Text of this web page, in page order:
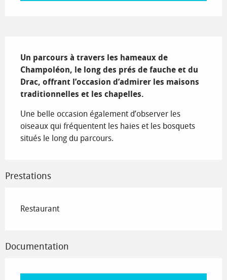
Un parcours à travers les hameaux de
Champoléon, le long des prés de fauche et du
Drac, offrant l’occasion d’admirer les maisons
traditionnelles et les chapelles.
Une belle occasion également d’observer les
oiseaux qui fréquentent les haies et les bosquets
situés le long du parcours.
Prestations
Restaurant
Documentation